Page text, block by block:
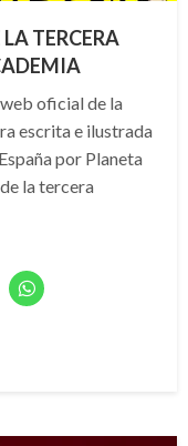
TERCERA
oficial de la
escrita e ilustrada
por Planeta
la tercera